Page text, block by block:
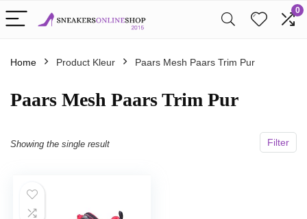
0
Home Product Kleur Paars Mesh Paars Trim Pur
Paars Mesh Paars Trim Pur
Filter
Showing the single result